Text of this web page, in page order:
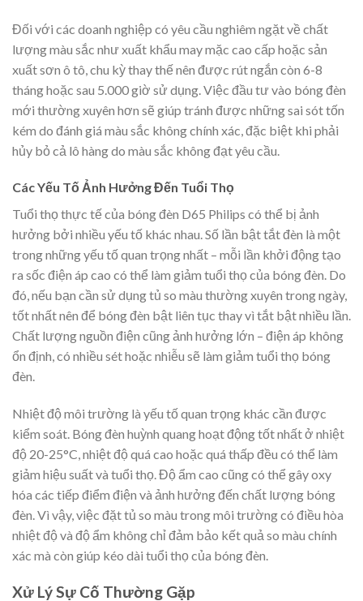
Đối với các doanh nghiệp có yêu cầu nghiêm ngặt về chất
lượng màu sắc như xuất khẩu may mặc cao cấp hoặc sản
xuất sơn ô tô, chu kỳ thay thế nên được rút ngắn còn 6-8
tháng hoặc sau 5.000 giờ sử dụng. Việc đầu tư vào bóng đèn
mới thường xuyên hơn sẽ giúp tránh được những sai sót tốn
kém do đánh giá màu sắc không chính xác, đặc biệt khi phải
hủy bỏ cả lô hàng do màu sắc không đạt yêu cầu.
Các Yếu Tố Ảnh Hưởng Đến Tuổi Thọ
Tuổi thọ thực tế của bóng đèn D65 Philips có thể bị ảnh
hưởng bởi nhiều yếu tố khác nhau. Số lần bật tắt đèn là một
trong những yếu tố quan trọng nhất – mỗi lần khởi động tạo
ra sốc điện áp cao có thể làm giảm tuổi thọ của bóng đèn. Do
đó, nếu bạn cần sử dụng tủ so màu thường xuyên trong ngày,
tốt nhất nên để bóng đèn bật liên tục thay vì tắt bật nhiều lần.
Chất lượng nguồn điện cũng ảnh hưởng lớn – điện áp không
ổn định, có nhiều sét hoặc nhiễu sẽ làm giảm tuổi thọ bóng
đèn.
Nhiệt độ môi trường là yếu tố quan trọng khác cần được
kiểm soát. Bóng đèn huỳnh quang hoạt động tốt nhất ở nhiệt
độ 20-25°C, nhiệt độ quá cao hoặc quá thấp đều có thể làm
giảm hiệu suất và tuổi thọ. Độ ẩm cao cũng có thể gây oxy
hóa các tiếp điểm điện và ảnh hưởng đến chất lượng bóng
đèn. Vì vậy, việc đặt tủ so màu trong môi trường có điều hòa
nhiệt độ và độ ẩm không chỉ đảm bảo kết quả so màu chính
xác mà còn giúp kéo dài tuổi thọ của bóng đèn.
Xử Lý Sự Cố Thường Gặp